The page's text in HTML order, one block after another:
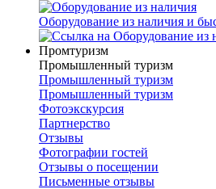
Оборудование из наличия и
Промтуризм
Промышленный туризм
Промышленный туризм
Промышленный туризм
Фотоэкскурсия
Партнерство
Отзывы
Фотографии гостей
Отзывы о посещении
Письменные отзывы